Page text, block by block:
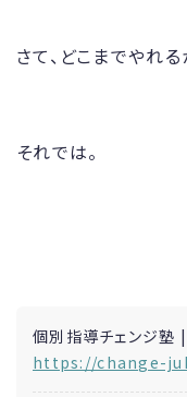
さて、どこまでやれる
それでは。
個別指導チェンジ塾
https://change-